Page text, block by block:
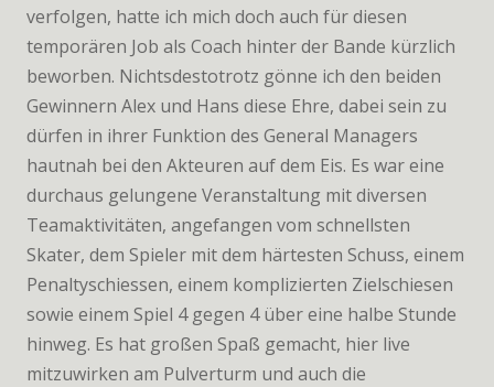
verfolgen, hatte ich mich doch auch für diesen
temporären Job als Coach hinter der Bande kürzlich
beworben. Nichtsdestotrotz gönne ich den beiden
Gewinnern Alex und Hans diese Ehre, dabei sein zu
dürfen in ihrer Funktion des General Managers
hautnah bei den Akteuren auf dem Eis. Es war eine
durchaus gelungene Veranstaltung mit diversen
Teamaktivitäten, angefangen vom schnellsten
Skater, dem Spieler mit dem härtesten Schuss, einem
Penaltyschiessen, einem komplizierten Zielschiesen
sowie einem Spiel 4 gegen 4 über eine halbe Stunde
hinweg. Es hat großen Spaß gemacht, hier live
mitzuwirken am Pulverturm und auch die